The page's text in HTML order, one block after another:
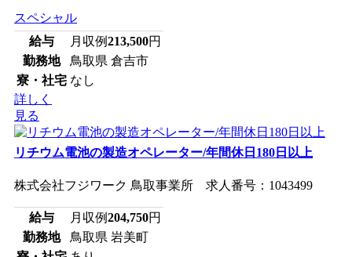
スペシャル
給与
月収例213,500円
勤務地
鳥取県 倉吉市
寮・社宅 なし
詳しく
見る
リチウム電池の製造オペレーター/年間休日180日以上
株式会社フジワーク 鳥取事業所 求人番号：1043499
給与 月収例204,750円
勤務地
鳥取県 岩美町